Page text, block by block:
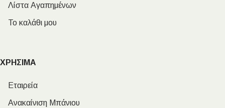
Λίστα Αγαπημένων
Το καλάθι μου
ΧΡΗΣΙΜΑ
Εταιρεία
Ανακαίνιση Μπάνιου